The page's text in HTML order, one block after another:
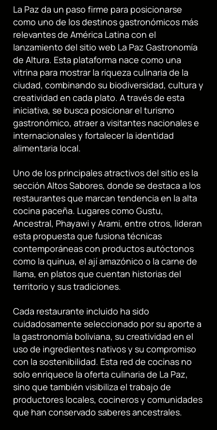
La Paz da un paso firme para posicionarse
como uno de los destinos gastronómicos más
relevantes de América Latina con el
lanzamiento del sitio web La Paz Gastronomía
de Altura. Esta plataforma nace como una
vitrina para mostrar la riqueza culinaria de la
ciudad, combinando su biodiversidad, cultura y
creatividad en cada plato. A través de esta
iniciativa, se busca posicionar el turismo
gastronómico, atraer a visitantes nacionales e
internacionales y fortalecer la identidad
alimentaria local.
Uno de los principales atractivos del sitio es la
sección Altos Sabores, donde se destaca a los
restaurantes que marcan tendencia en la alta
cocina paceña. Lugares como Gustu,
Ancestral, Phayawi y Arami, entre otros, lideran
esta propuesta que fusiona técnicas
contemporáneas con productos autóctonos
como la quinua, el ají amazónico o la carne de
llama, en platos que cuentan historias del
territorio y sus tradiciones.
Cada restaurante incluido ha sido
cuidadosamente seleccionado por su aporte a
la gastronomía boliviana, su creatividad en el
uso de ingredientes nativos y su compromiso
con la sostenibilidad. Esta red de cocinas no
solo enriquece la oferta culinaria de La Paz,
sino que también visibiliza el trabajo de
productores locales, cocineros y comunidades
que han conservado saberes ancestrales.